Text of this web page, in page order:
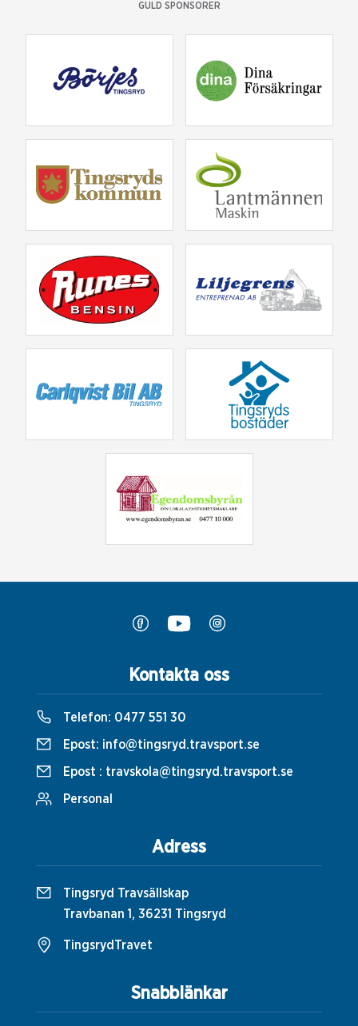
GULD SPONSORER
Snabblänkar
Kontakta oss
Telefon: 0477 551 30
Epost: info@tingsryd.travsport.se
Epost : travskola@tingsryd.travsport.se
Personal
Adress
Tingsryd Travsällskap
Travbanan 1, 36231 Tingsryd
TingsrydTravet